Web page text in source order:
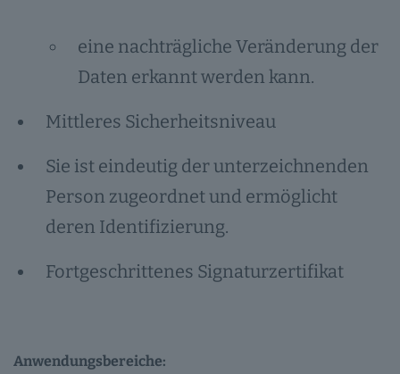
eine nachträgliche Veränderung der
Daten erkannt werden kann.
Mittleres Sicherheitsniveau
Sie ist eindeutig der unterzeichnenden
Person zugeordnet und ermöglicht
deren Identifizierung.
Fortgeschrittenes Signaturzertifikat
Anwendungsbereiche: